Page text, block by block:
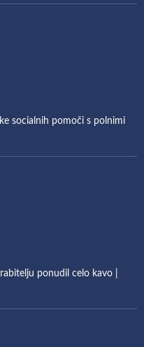
socialnih pomoči s polnimi
ponudil celo kavo |